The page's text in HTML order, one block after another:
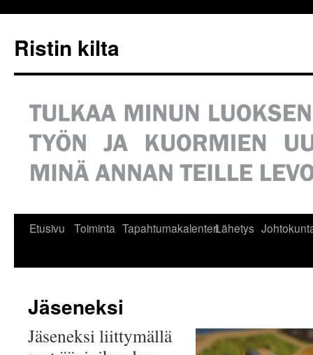
Ristin kilta
Etusivu Toiminta TapahtumakalenteriLähetys
Jäseneksi
Jäseneksi liittymällä